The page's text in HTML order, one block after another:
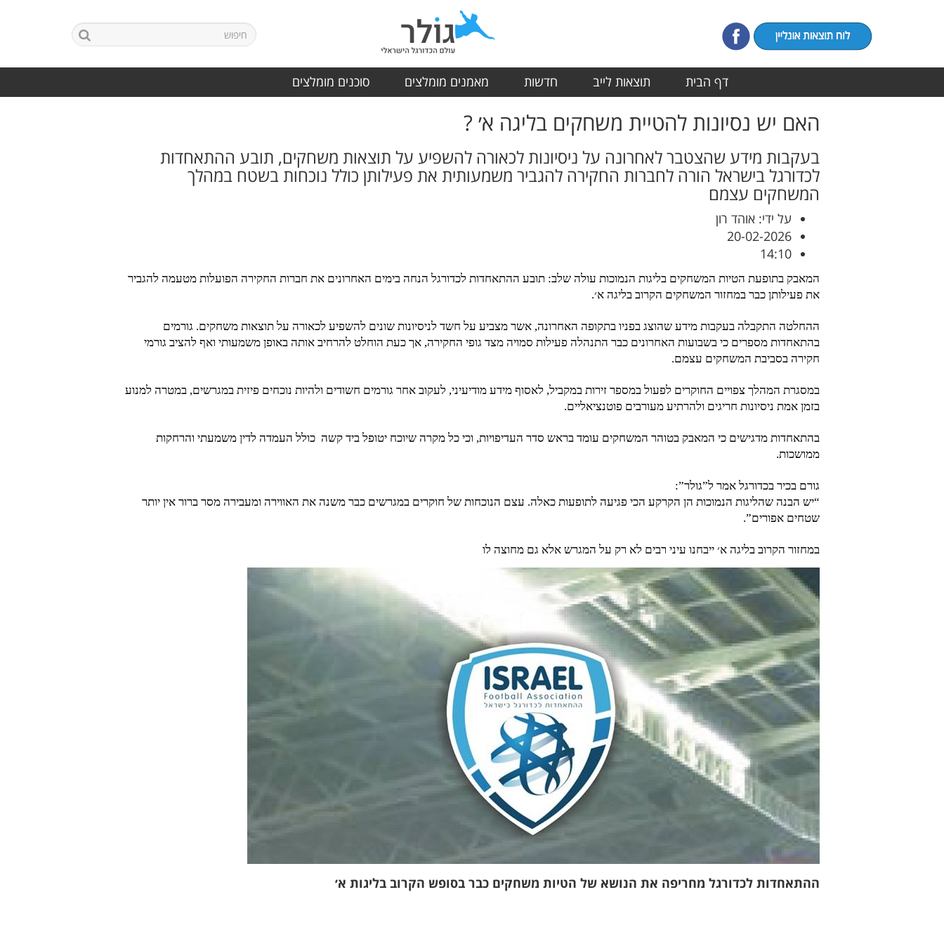
דף הבית תוצאות לייב חדשות מאמנים מומלצים סוכנים מומלצים
האם יש נסיונות להטיית משחקים בליגה א׳ ?
בעקבות מידע שהצטבר לאחרונה על ניסיונות לכאורה להשפיע על תוצאות משחקים, תובע ההתאחדות
לכדורגל בישראל הורה לחברות החקירה להגביר משמעותית את פעילותן כולל נוכחות בשטח במהלך
המשחקים עצמם
על ידי: אוהד רון
20-02-2026
14:10
המאבק בתופעת הטיות המשחקים בליגות הנמוכות עולה שלב: תובע ההתאחדות לכדורגל הנחה בימים האחרונים את חברות החקירה הפועלות מטעמה להגביר
את פעילותן כבר במחזור המשחקים הקרוב בליגה א׳.
ההחלטה התקבלה בעקבות מידע שהוצג בפניו בתקופה האחרונה, אשר מצביע על חשד לניסיונות שונים להשפיע לכאורה על תוצאות משחקים. גורמים
בהתאחדות מספרים כי בשבועות האחרונים כבר התנהלה פעילות סמויה מצד גופי החקירה, אך כעת הוחלט להרחיב אותה באופן משמעותי ואף להציב גורמי
חקירה בסביבת המשחקים עצמם.
במסגרת המהלך צפויים החוקרים לפעול במספר זירות במקביל, לאסוף מידע מודיעיני, לעקוב אחר גורמים חשודים ולהיות נוכחים פיזית במגרשים, במטרה למנוע
בזמן אמת ניסיונות חריגים ולהרתיע מעורבים פוטנציאליים.
בהתאחדות מדגישים כי המאבק בטוהר המשחקים עומד בראש סדר העדיפויות, וכי כל מקרה שיוכח יטופל ביד קשה כולל העמדה לדין משמעתי והרחקות
ממושכות.
גורם בכיר בכדורגל אמר ל”גולר”:
“יש הבנה שהליגות הנמוכות הן הקרקע הכי פגיעה לתופעות כאלה. עצם הנוכחות של חוקרים במגרשים כבר משנה את האווירה ומעבירה מסר ברור אין יותר
שטחים אפורים”.
במחזור הקרוב בליגה א׳ ייבחנו עיני רבים לא רק על המגרש אלא גם מחוצה לו
ההתאחדות לכדורגל מחריפה את הנושא של הטיות משחקים כבר בסופש הקרוב בליגות א׳